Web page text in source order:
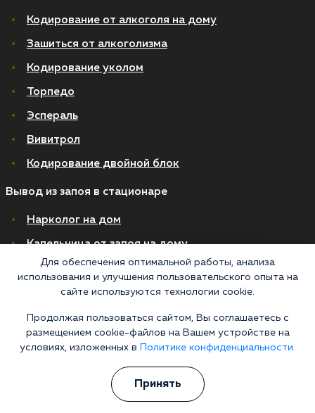
Кодирование от алкоголя на дому
Зашиться от алкоголизма
Кодирование уколом
Торпедо
Эспераль
Вивитрол
Кодирование двойной блок
Вывод из запоя в стационаре
Нарколог на дом
Капельница от запоя на дому
Капельница от запоя в стационаре
Капельница от похмелья
Детоксикация
Экстренное вытрезвление
Лечение алкоголизма в стационаре
Для обеспечения оптимальной работы, анализа
использования и улучшения пользовательского опыта на
сайте используются технологии cookie.
Продолжая пользоваться сайтом, Вы соглашаетесь с
размещением cookie-файлов на Вашем устройстве на
условиях, изложенных в
Политике конфиденциальности.
Принять